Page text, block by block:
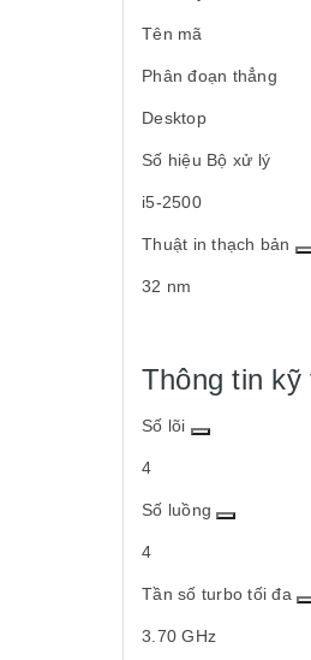
Tên mã
Phân đoạn thẳng
Desktop
Số hiệu Bộ xử lý
i5-2500
Thuật in thạch bản
32 nm
Thông tin kỹ
Số lõi
4
Số luồng
4
Tần số turbo tối đa
3.70 GHz